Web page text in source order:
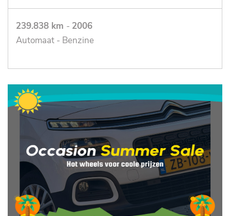
239.838 km - 2006
Automaat - Benzine